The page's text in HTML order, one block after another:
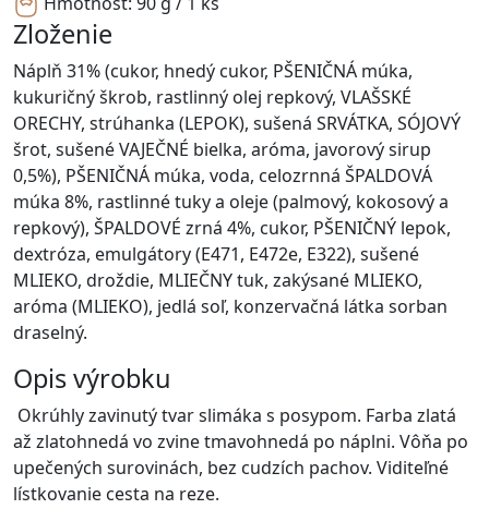
Zloženie
Náplň 31% (cukor, hnedý cukor, PŠENIČNÁ múka,
kukuričný škrob, rastlinný olej repkový, VLAŠSKÉ
ORECHY, strúhanka (LEPOK), sušená SRVÁTKA, SÓJOVÝ
šrot, sušené VAJEČNÉ bielka, aróma, javorový sirup
0,5%), PŠENIČNÁ múka, voda, celozrnná ŠPALDOVÁ
múka 8%, rastlinné tuky a oleje (palmový, kokosový a
repkový), ŠPALDOVÉ zrná 4%, cukor, PŠENIČNÝ lepok,
dextróza, emulgátory (E471, E472e, E322), sušené
MLIEKO, droždie, MLIEČNY tuk, zakýsané MLIEKO,
aróma (MLIEKO), jedlá soľ, konzervačná látka sorban
draselný.
Opis výrobku
Okrúhly zavinutý tvar slimáka s posypom. Farba zlatá
až zlatohnedá vo zvine tmavohnedá po náplni. Vôňa po
upečených surovinách, bez cudzích pachov. Viditeľné
lístkovanie cesta na reze.